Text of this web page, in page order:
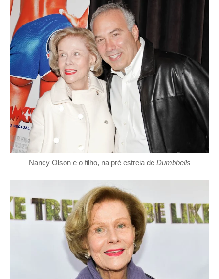
Nancy Olson e o filho, na pré estreia de Dumbbells